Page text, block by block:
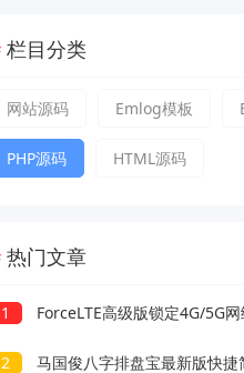
栏目分类
网站源码 Emlog模板
PHP源码 HTML源码
热门文章
1 ForceLTE高级版锁定4G/5G
2 马国俊八字排盘宝最新版快捷简